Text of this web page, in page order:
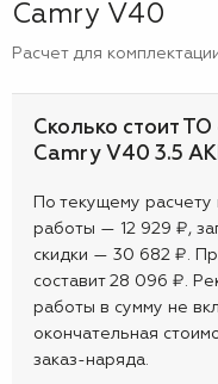
Camry V40
Расчет для
Сколько стоит
Camry V40 3.5
По текущему
работы — 12 929 ₽,
скидки — 30 682 ₽.
составит 28 096 ₽.
работы в сумму не
окончательная
заказ-наряда.